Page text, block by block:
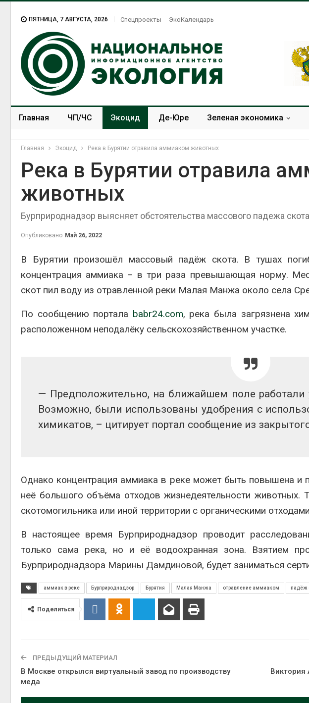
ПЯТНИЦА, 7 АВГУСТА, 2026 Спецпроекты ЭкоКалендарь
Главная ЧП/ЧС Экоцид Де-Юре Зеленая экономика
Главная Экоцид Река в Бурятии отравила аммиаком животных
Река в Бурятии отравила
животных
Бурприроднадзор выясняет обстоятельства массового падежа скота
Опубликовано Май 26, 2022
В Бурятии произошёл массовый падёж скота. В тушах
концентрация аммиака – в три раза превышающая норму.
скот пил воду из отравленной реки Малая Манжа около села
По сообщению портала babr24.com, река была загрязнена
расположенном неподалёку сельскохозяйственном участке.
— Предположительно, на ближайшем поле
Возможно, были использованы удобрения с
химикатов, – цитирует портал сообщение из
Однако концентрация аммиака в реке может быть повышена и
неё большого объёма отходов жизнедеятельности животных.
скотомогильника или иной территории с органическими
В настоящее время Бурприроднадзор проводит
только сама река, но и её водоохранная зона. Взятием
Бурприроднадзора Марины Дамдиновой, будет заниматься
аммиак в реке Бурприроднадзор Бурятия Малая Манжа отравление аммиаком падёж
Поделиться
ПРЕДЫДУЩИЙ МАТЕРИАЛ
В Москве открылся виртуальный завод по производству
меда
Виктория
Авг 7, 2026
строительство
контейнерных площадок
Авг 7, 2026
ограничивает
пресной воды
В китайской
тыс. человек
установили
Учёные
получать
из воздуха с
Авг 6, 2026